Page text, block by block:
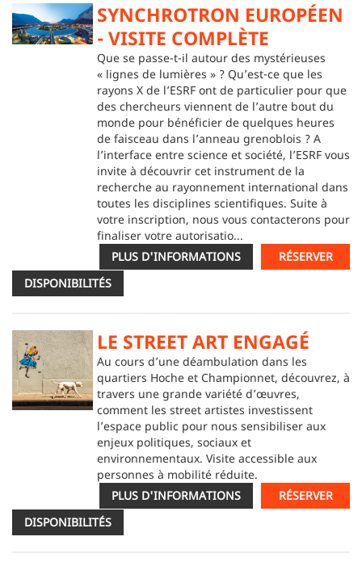
SYNCHROTRON EUROPÉEN
- VISITE COMPLÈTE
Que se passe-t-il autour des mystérieuses
« lignes de lumières » ? Qu’est-ce que les
rayons X de l’ESRF ont de particulier pour que
des chercheurs viennent de l’autre bout du
monde pour bénéficier de quelques heures
de faisceau dans l’anneau grenoblois ? A
l’interface entre science et société, l’ESRF vous
invite à découvrir cet instrument de la
recherche au rayonnement international dans
toutes les disciplines scientifiques. Suite à
votre inscription, nous vous contacterons pour
finaliser votre autorisatio...
PLUS D'INFORMATIONS
RÉSERVER
DISPONIBILITÉS
LE STREET ART ENGAGÉ
Au cours d’une déambulation dans les
quartiers Hoche et Championnet, découvrez, à
travers une grande variété d’œuvres,
comment les street artistes investissent
l’espace public pour nous sensibiliser aux
enjeux politiques, sociaux et
environnementaux. Visite accessible aux
personnes à mobilité réduite.
PLUS D'INFORMATIONS
RÉSERVER
DISPONIBILITÉS